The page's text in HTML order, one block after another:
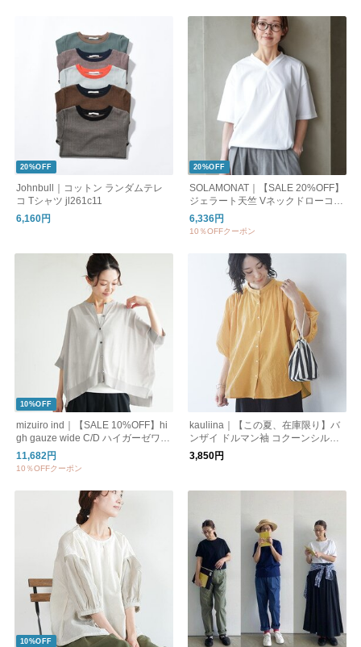
20%OFF
Johnbull｜コットン ランダムテレ
コ Tシャツ jl261c11
6,160円
20%OFF
SOLAMONAT｜【SALE 20%OFF】
ジェラート天竺 Vネックドローコー
ドプルオーバー トップス Tシャツ
カットソー sma-jt-vdc
6,336円
10％OFFクーポン
10%OFF
mizuiro ind｜【SALE 10%OFF】hi
gh gauze wide C/D ハイガーゼワイ
ドカーディガン 羽織り 半袖 5分袖
シアー トップス 2-220041
11,682円
10％OFFクーポン
kauliina｜【この夏、在庫限り】バ
ンザイ ドルマン袖 コクーンシルエ
ットブラウス / 夏ブラウス
3,850円
10%OFF